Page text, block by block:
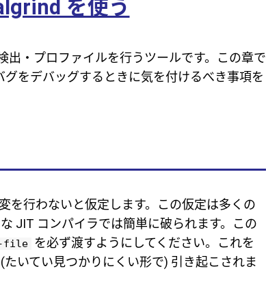
を使う
出・プロファイルを行うツールです。この章で
をデバッグするときに気を付けるべき事項を
を行わないと仮定します。この仮定は多くの
JIT コンパイラでは簡単に破られます。この
file
を必ず渡すようにしてください。これを
いてい見つかりにくい形で) 引き起こされま